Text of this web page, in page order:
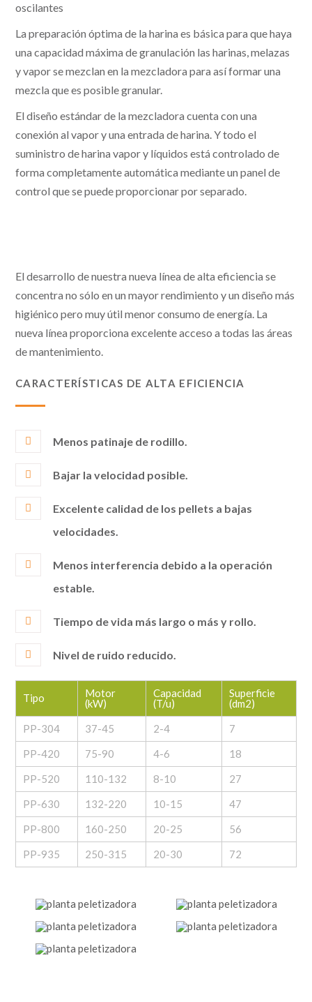
oscilantes
La preparación óptima de la harina es básica para que haya
una capacidad máxima de granulación las harinas, melazas
y vapor se mezclan en la mezcladora para así formar una
mezcla que es posible granular.
El diseño estándar de la mezcladora cuenta con una
conexión al vapor y una entrada de harina. Y todo el
suministro de harina vapor y líquidos está controlado de
forma completamente automática mediante un panel de
control que se puede proporcionar por separado.
El desarrollo de nuestra nueva línea de alta eficiencia se
concentra no sólo en un mayor rendimiento y un diseño más
higiénico pero muy útil menor consumo de energía. La
nueva línea proporciona excelente acceso a todas las áreas
de mantenimiento.
CARACTERÍSTICAS DE ALTA EFICIENCIA
Menos patinaje de rodillo.
Bajar la velocidad posible.
Excelente calidad de los pellets a bajas
velocidades.
Menos interferencia debido a la operación
estable.
Tiempo de vida más largo o más y rollo.
Nivel de ruido reducido.
Tipo
Motor
(kW)
Capacidad
(T/u)
Superficie
(dm2)
PP-304
37-45 2-4
7
PP-420
75-90 4-6
18
PP-520
110-132 8-10
27
PP-630
132-220 10-15
47
PP-800
160-250 20-25
56
PP-935
250-315 20-30 72